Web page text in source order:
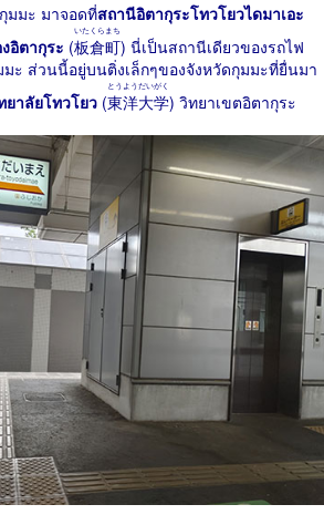
มมะ มาจอดที่สถานีอิตากุระโทวโยวไดมาเอะ
งอิตากุระ (板倉町
いたくらまち
) นี่เป็นสถานีเดียวของรถไฟ
ะ ส่วนนี้อยู่บนติ่งเล็กๆของจังหวัดกุมมะที่ยื่นมา
ยาลัยโทวโยว (東洋大学
とうようだいがく
) วิทยาเขตอิตากุระ